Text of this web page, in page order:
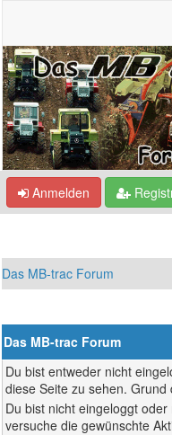
Anmelden
Das MB-trac Forum
Das MB-trac Forum
Du bist entweder nicht
diese Seite zu sehen.
Du bist nicht eingeloggt
versuche die gewünschte